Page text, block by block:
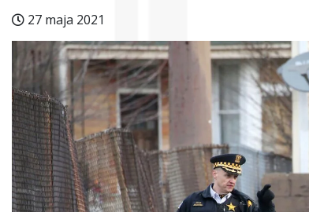
27 maja 2021